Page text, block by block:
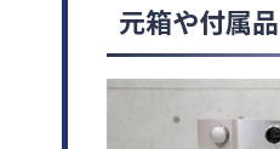
元箱や付属